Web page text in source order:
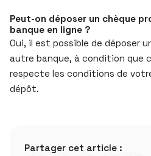
Peut-on déposer un chèque
banque en ligne ?
Oui, il est possible de déposer
autre banque, à condition que
respecte les conditions de
dépôt.
Partager cet article :